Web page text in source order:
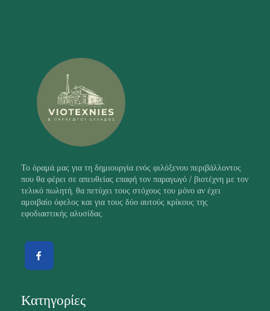
Το όραμά μας για τη δημιουργία ενός φιλόξενου περιβάλλοντος
που θα φέρει σε απευθείας επαφή τον παραγωγό / βιοτέχνη με τον
τελικό πωλητή, θα πετύχει τους στόχους του μόνο αν έχει
αμοιβαίο όφελος και για τους δύο αυτούς κρίκους της
εφοδιαστικής αλυσίδας.
Κατηγορίες